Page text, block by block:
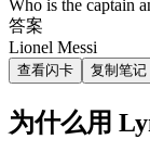
Who is the captain
答案
Lionel Messi
查看闪卡 复制笔记
为什么用